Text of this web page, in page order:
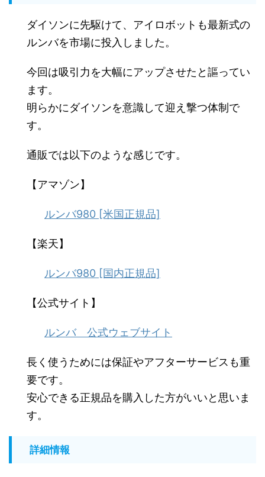
ダイソンに先駆けて、アイロボットも最新式の
ルンバを市場に投入しました。
今回は吸引力を大幅にアップさせたと謳ってい
ます。
明らかにダイソンを意識して迎え撃つ体制で
す。
通販では以下のような感じです。
【アマゾン】
ルンバ980 [米国正規品]
【楽天】
ルンバ980 [国内正規品]
【公式サイト】
ルンバ 公式ウェブサイト
長く使うためには保証やアフターサービスも重
要です。
安心できる正規品を購入した方がいいと思いま
す。
詳細情報